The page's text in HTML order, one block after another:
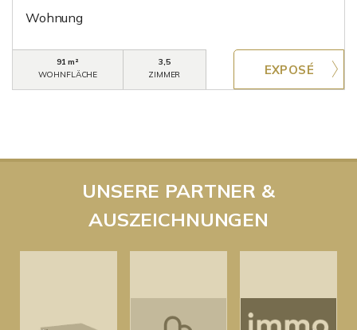
Wohnung
91 m²
WOHNFLÄCHE
3,5
ZIMMER
UNSERE PARTNER &
AUSZEICHNUNGEN